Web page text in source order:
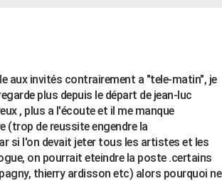
aux invités contrairement a "tele-matin", je
plus depuis le départ de jean-luc
, plus a l'écoute et il me manque
(trop de reussite engendre la
si l'on devait jeter tous les artistes et les
on pourrait eteindre la poste .certains
thierry ardisson etc) alors pourquoi ne